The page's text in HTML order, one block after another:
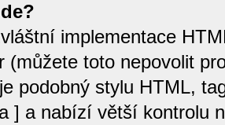
implementace
(můžete toto nepovolit
podobný stylu HTML,
] a nabízí větší kontrolu